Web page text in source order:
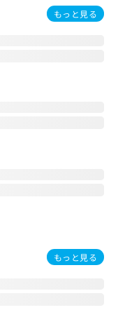
もっと見る
もっと見る